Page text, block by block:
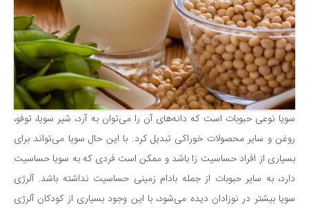
سویا نوعی حبوبات است که دانه‌های آن را می‌توان به آرد، شیر سویا، توفو،
روغن و سایر محصولات خوراکی تبدیل کرد. با این حال سویا می‌تواند برای
بسیاری از افراد حساسیت زا باشد و ممکن است فردی که به سویا حساسیت
دارد، به سایر حبوبات از جمله بادام زمینی حساسیت نداشته باشد. آلرژی
سویا بیشتر در نوزادان دیده می‌شود، با این وجود بسیاری از کودکان آلرژی